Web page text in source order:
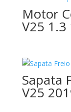
Motor
V25
Sapata
V25